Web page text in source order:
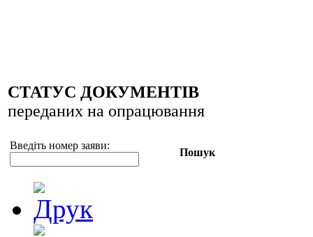
СТАТУС ДОКУМЕНТІВ
переданих на опрацювання
Введіть номер заяви:
Пошук